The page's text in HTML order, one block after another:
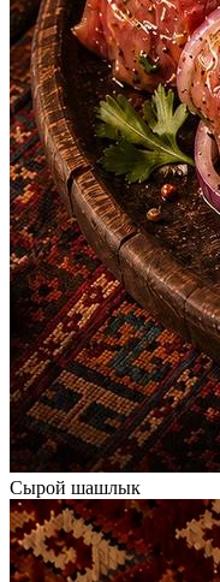
Сырой шашлык